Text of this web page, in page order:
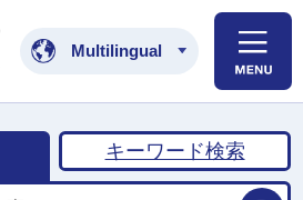
土浦市公式ホームペ
Multilingual
キーワード検索